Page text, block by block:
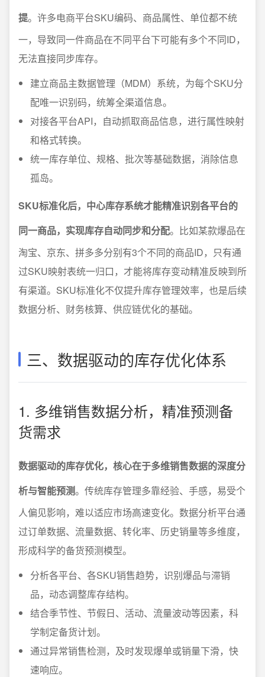
提。许多电商平台SKU编码、商品属性、单位都不统
一，导致同一件商品在不同平台下可能有多个不同ID，
无法直接同步库存。
建立商品主数据管理（MDM）系统，为每个SKU分
配唯一识别码，统筹全渠道信息。
对接各平台API，自动抓取商品信息，进行属性映射
和格式转换。
统一库存单位、规格、批次等基础数据，消除信息
孤岛。
SKU标准化后，中心库存系统才能精准识别各平台的
同一商品，实现库存自动同步和分配。比如某款爆品在
淘宝、京东、拼多多分别有3个不同的商品ID，只有通
过SKU映射表统一归口，才能将库存变动精准反映到所
有渠道。SKU标准化不仅提升库存管理效率，也是后续
数据分析、财务核算、供应链优化的基础。
三、数据驱动的库存优化体系
1. 多维销售数据分析，精准预测备
货需求
数据驱动的库存优化，核心在于多维销售数据的深度分
析与智能预测。传统库存管理多靠经验、手感，易受个
人偏见影响，难以适应市场高速变化。数据分析平台通
过订单数据、流量数据、转化率、历史销量等多维度，
形成科学的备货预测模型。
分析各平台、各SKU销售趋势，识别爆品与滞销
品，动态调整库存结构。
结合季节性、节假日、活动、流量波动等因素，科
学制定备货计划。
通过异常销售检测，及时发现爆单或销量下滑，快
速响应。